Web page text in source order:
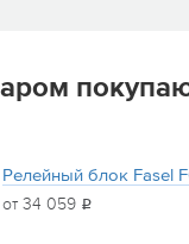
Релейный блок Fasel
от 34 059 i